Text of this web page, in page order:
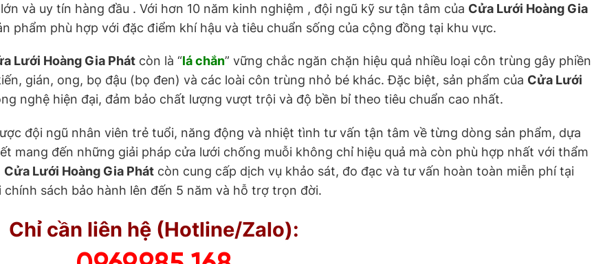
và uy tín hàng đầu . Với hơn 10 năm kinh nghiệm , đội ngũ kỹ sư tận tâm của Cửa Lưới Hoàng Gia
phẩm phù hợp với đặc điểm khí hậu và tiêu chuẩn sống của cộng đồng tại khu vực.
Lưới Hoàng Gia Phát còn là “lá chắn” vững chắc ngăn chặn hiệu quả nhiều loại côn trùng gây phiền
gián, ong, bọ đậu (bọ đen) và các loài côn trùng nhỏ bé khác. Đặc biệt, sản phẩm của Cửa Lưới
nghệ hiện đại, đảm bảo chất lượng vượt trội và độ bền bỉ theo tiêu chuẩn cao nhất.
đội ngũ nhân viên trẻ tuổi, năng động và nhiệt tình tư vấn tận tâm về từng dòng sản phẩm, dựa
mang đến những giải pháp cửa lưới chống muỗi không chỉ hiệu quả mà còn phù hợp nhất với thẩm
Cửa Lưới Hoàng Gia Phát còn cung cấp dịch vụ khảo sát, đo đạc và tư vấn hoàn toàn miễn phí tại
chính sách bảo hành lên đến 5 năm và hỗ trợ trọn đời.
Chỉ cần liên hệ (Hotline/Zalo):